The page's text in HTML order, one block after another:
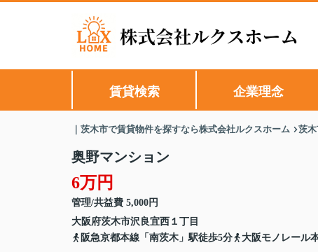
賃貸検索 企業理念
｜茨木市で賃貸物件を探すなら株式会社ルクスホーム 茨
奥野マンション
6万円
管理/共益費 5,000円
大阪府茨木市沢良宜西 １丁目
阪急京都本線「南茨木」駅徒歩5分
大阪モノレール